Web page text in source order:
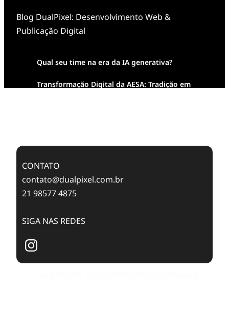
Blog DualPixel: Desenvolvimento Web &
Publicação Digital
Qual seu time na era da IA generativa?
Transformação Digital da AESA: Tradição em
CONTATO
contato@dualpixel.com.br
21 98577 4875
SIGA NAS REDES